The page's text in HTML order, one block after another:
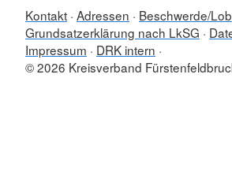
Kontakt Adressen Beschwerde/Lob
Grundsatzerklärung nach LkSG
Impressum
DRK intern
© 2026 Kreisverband